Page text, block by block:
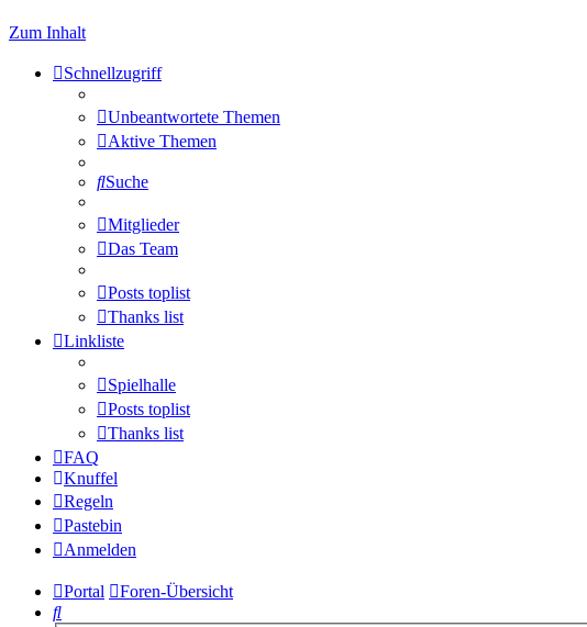
Zum Inhalt
Schnellzugriff
Unbeantwortete Themen
Aktive Themen
Suche
Mitglieder
Das Team
Posts toplist
Thanks list
Linkliste
Spielhalle
Posts toplist
Thanks list
FAQ
Knuffel
Regeln
Pastebin
Anmelden
Portal
Foren-Übersicht
Suche